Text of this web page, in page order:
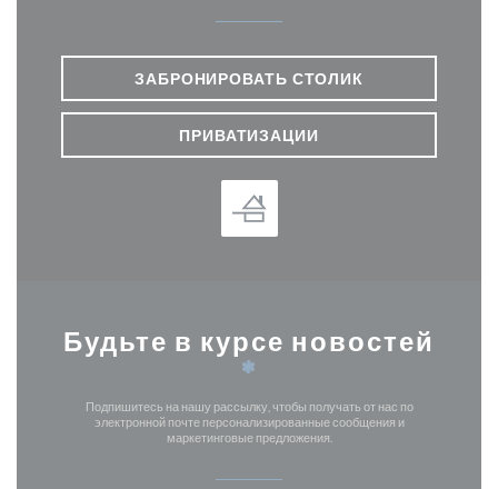
ЗАБРОНИРОВАТЬ СТОЛИК
ПРИВАТИЗАЦИИ
Будьте в курсе новостей
*
Подпишитесь на нашу рассылку, чтобы получать от нас по
электронной почте персонализированные сообщения и
маркетинговые предложения.